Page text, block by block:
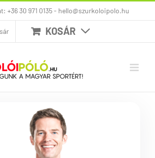
+36 30 971 0135 - hello@szurkoloipolo.hu
KOSÁR